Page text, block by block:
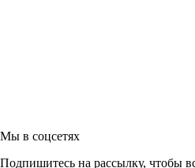
Мы в соцсетях
Подпишитесь на рассылку, чтобы